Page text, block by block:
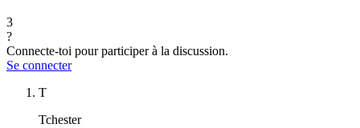
3
?
Connecte-toi pour participer à la discussion.
Se connecter
T
Tchester